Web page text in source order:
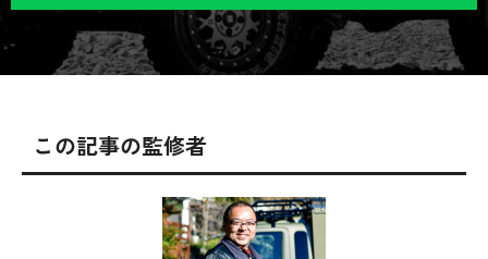
この記事の監修者